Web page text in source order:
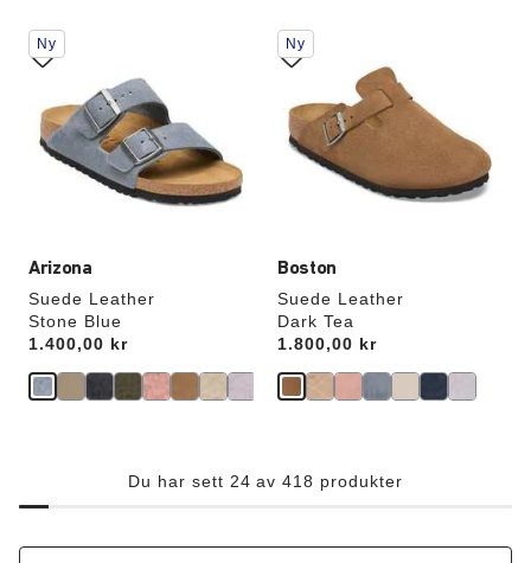
Arizona
Suede Leather
Stone Blue
Price:
1.400,00 kr
Samhandling
med
swatch-
oppdatere
produktbildet
Ny
Boston
Suede Leather
Dark Tea
Price:
1.800,00 kr
Samhandling
med
swatch-
oppdatere
produktbildet
Ny
Du har sett 24 av 418 produkter